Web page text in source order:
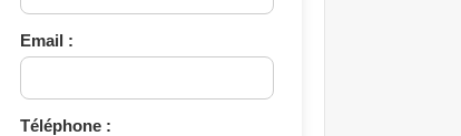
Email :
Téléphone :